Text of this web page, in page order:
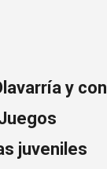
y con
juveniles